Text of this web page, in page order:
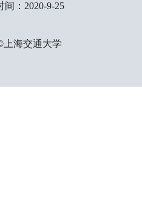
间： 2020-9-25
上海交通大学